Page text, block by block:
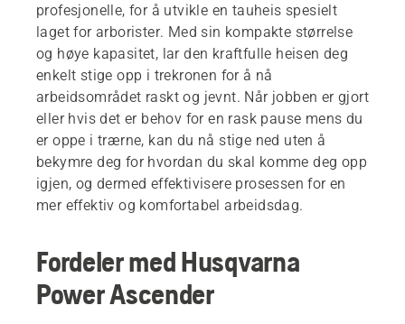
profesjonelle, for å utvikle en tauheis spesielt
laget for arborister. Med sin kompakte størrelse
og høye kapasitet, lar den kraftfulle heisen deg
enkelt stige opp i trekronen for å nå
arbeidsområdet raskt og jevnt. Når jobben er gjort
eller hvis det er behov for en rask pause mens du
er oppe i trærne, kan du nå stige ned uten å
bekymre deg for hvordan du skal komme deg opp
igjen, og dermed effektivisere prosessen for en
mer effektiv og komfortabel arbeidsdag.
Fordeler med Husqvarna
Power Ascender